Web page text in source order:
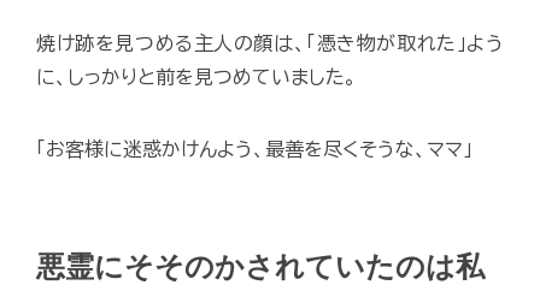
焼け跡を見つめる主人の顔は、「憑き物が取れた」よう
に、しっかりと前を見つめていました。
「お客様に迷惑かけんよう、最善を尽くそうな、ママ」
悪霊にそそのかされていたのは私